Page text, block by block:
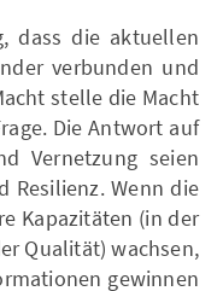
dass die aktuellen
verbunden und
stelle die Macht
Die Antwort auf
Vernetzung seien
Resilienz. Wenn die
Kapazitäten (in der
Qualität) wachsen,
gewinnen